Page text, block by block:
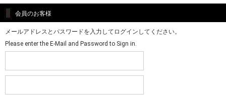
会員のお客様
メールアドレスとパスワードを入力してログインしてください。
Please enter the E-Mail and Password to Sign in.